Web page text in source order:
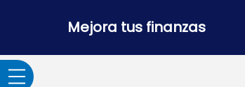
Mejora tus finanzas